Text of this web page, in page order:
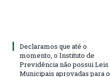
Declaramos que até o
momento, o Instituto de
Previdência não possui Leis
Municipais aprovadas para o